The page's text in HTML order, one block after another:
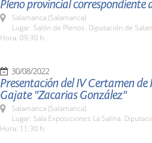
Pleno provincial correspondiente
Salamanca (Salamanca)
Lugar: Salón de Plenos. Diputación de
Hora: 09:30 h.
30/08/2022
Presentación del IV Certamen
Gajate "Zacarias González"
Salamanca (Salamanca)
Lugar: Sala Exposiciones La Salina.
Hora: 11:30 h.